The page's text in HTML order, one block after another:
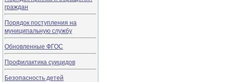
граждан
Порядок поступления на
муниципальную службу
Обновленные ФГОС
Профилактика суицидов
Безопасность детей